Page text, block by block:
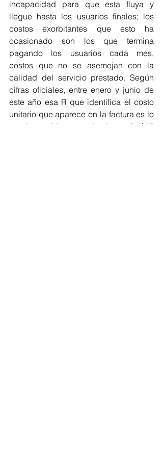
incapacidad para que esta fluya y
llegue hasta los usuarios finales; los
costos exorbitantes que esto ha
ocasionado son los que termina
pagando los usuarios cada mes,
costos que no se asemejan con la
calidad del servicio prestado. Según
cifras oficiales, entre enero y junio de
este año esa R que identifica el costo
unitario que aparece en la factura es lo
que ha venido costando al usuario $15